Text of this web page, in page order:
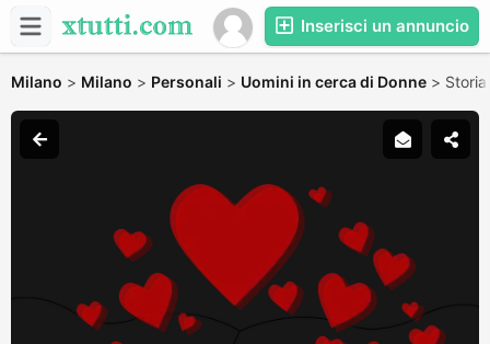
Inserisci un annuncio
Milano > Milano > Personali > Uomini in cerca di Donne >